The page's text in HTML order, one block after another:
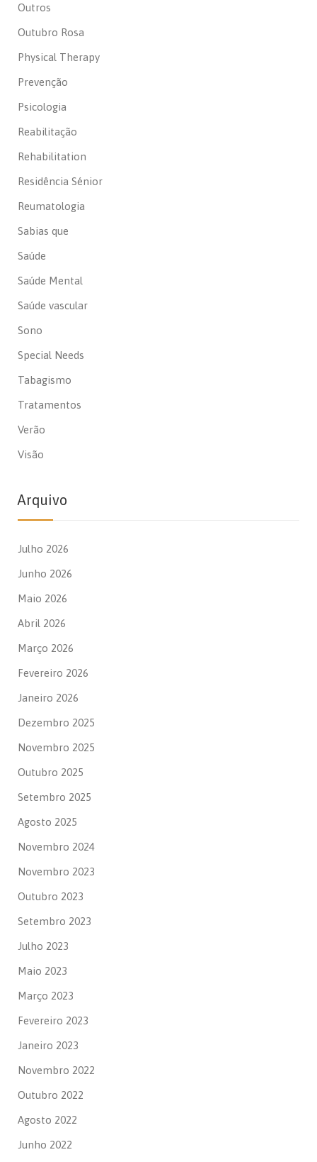
Outros
Outubro Rosa
Physical Therapy
Prevenção
Psicologia
Reabilitação
Rehabilitation
Residência Sénior
Reumatologia
Sabias que
Saúde
Saúde Mental
Saúde vascular
Sono
Special Needs
Tabagismo
Tratamentos
Verão
Visão
Arquivo
Julho 2026
Junho 2026
Maio 2026
Abril 2026
Março 2026
Fevereiro 2026
Janeiro 2026
Dezembro 2025
Novembro 2025
Outubro 2025
Setembro 2025
Agosto 2025
Novembro 2024
Novembro 2023
Outubro 2023
Setembro 2023
Julho 2023
Maio 2023
Março 2023
Fevereiro 2023
Janeiro 2023
Novembro 2022
Outubro 2022
Agosto 2022
Junho 2022